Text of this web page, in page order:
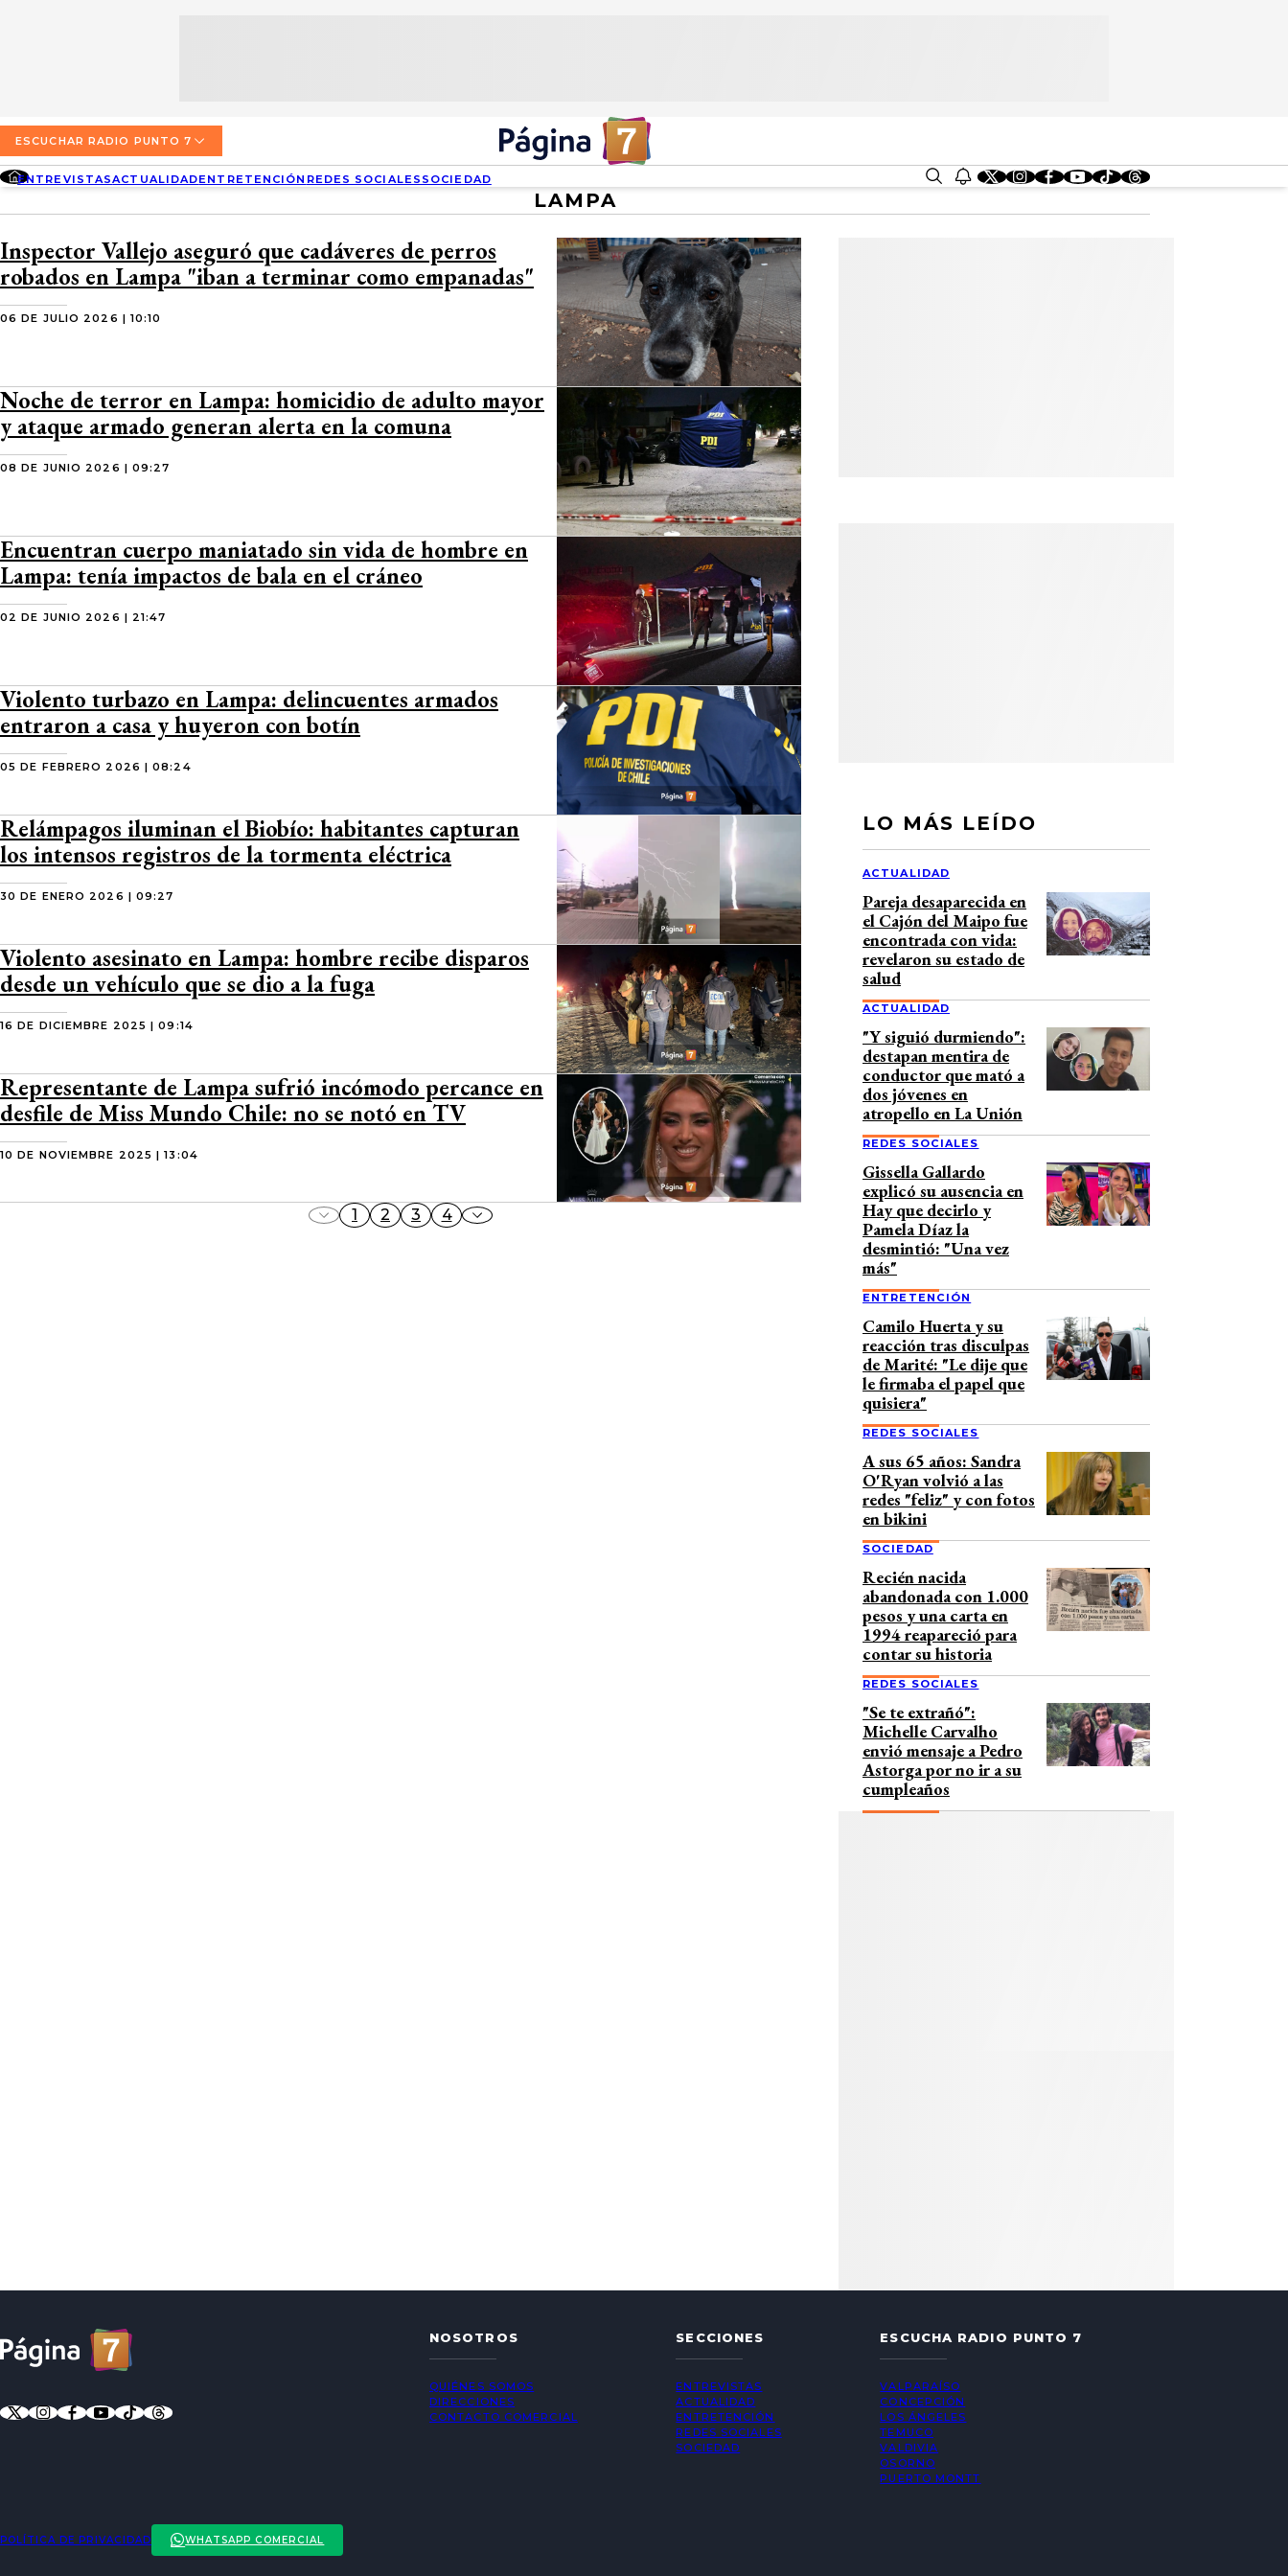
ACTUALIDAD
ENTRETENCIÓN
SOCIEDAD
CONCEPCIÓN
TEMUCO
VALDIVIA
PUERTO MONTT
QUIÉNES SOMOS
DIRECCIONES
CONTACTO COMERCIAL
TARIFAS POLÍTICAS PÁGINA 7
TARIFAS POLÍTICAS RADIO PUNTO 7
POLÍTICA DE PRIVACIDAD
ESCUCHAR RADIO PUNTO 7
ENTREVISTASACTUALIDADENTRETENCIÓN REDES SOCIALES SOCIEDAD
LAMPA
Inspector Vallejo aseguró que cadáveres de perros
robados en Lampa "iban a terminar como empanadas"
06 DE JULIO 2026 | 10:10
Noche de terror en Lampa: homicidio de adulto mayor
y ataque armado generan alerta en la comuna
08 DE JUNIO 2026 | 09:27
Encuentran cuerpo maniatado sin vida de hombre en
Lampa: tenía impactos de bala en el cráneo
02 DE JUNIO 2026 | 21:47
Violento turbazo en Lampa: delincuentes armados
entraron a casa y huyeron con botín
05 DE FEBRERO 2026 | 08:24
Relámpagos iluminan el Biobío: habitantes capturan
los intensos registros de la tormenta eléctrica
30 DE ENERO 2026 | 09:27
Violento asesinato en Lampa: hombre recibe disparos
desde un vehículo que se dio a la fuga
16 DE DICIEMBRE 2025 | 09:14
Representante de Lampa sufrió incómodo percance en
desfile de Miss Mundo Chile: no se notó en TV
10 DE NOVIEMBRE 2025 | 13:04
1 2 3 4
LO MÁS LEÍDO
ACTUALIDAD
Pareja desaparecida en
el Cajón del Maipo fue
encontrada con vida:
revelaron su estado de
salud
ACTUALIDAD
"Y siguió durmiendo":
destapan mentira de
conductor que mató a
dos jóvenes en
atropello en La Unión
REDES SOCIALES
Gissella Gallardo
explicó su ausencia en
Hay que decirlo y
Pamela Díaz la
desmintió: "Una vez
más"
ENTRETENCIÓN
Camilo Huerta y su
reacción tras disculpas
de Marité: "Le dije que
le firmaba el papel que
quisiera"
REDES SOCIALES
A sus 65 años: Sandra
O'Ryan volvió a las
redes "feliz" y con fotos
en bikini
SOCIEDAD
Recién nacida
abandonada con 1.000
pesos y una carta en
1994 reapareció para
contar su historia
REDES SOCIALES
"Se te extrañó":
Michelle Carvalho
envió mensaje a Pedro
Astorga por no ir a su
cumpleaños
NOSOTROS
QUIÉNES SOMOS
DIRECCIONES
CONTACTO COMERCIAL
SECCIONES
ENTREVISTAS
ACTUALIDAD
ENTRETENCIÓN
REDES SOCIALES
SOCIEDAD
ESCUCHA RADIO PUNTO 7
VALPARAÍSO
CONCEPCIÓN
LOS ÁNGELES
TEMUCO
VALDIVIA
OSORNO
PUERTO MONTT
POLÍTICA DE PRIVACIDAD WHATSAPP COMERCIAL